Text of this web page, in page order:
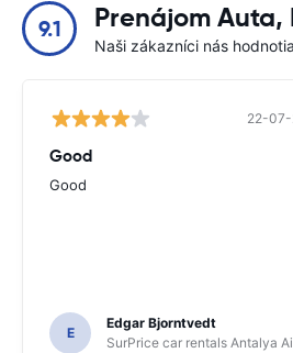
9.1 Prenájom Auta,
Naši zákazníci nás
22-
Good
Good
E
Edgar Bjorntvedt
SurPrice car rentals Antalya